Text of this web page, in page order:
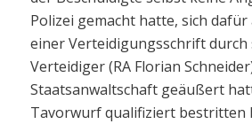
Polizei gemacht hatte, sich dafür
einer Verteidigungsschrift durch
Verteidiger (RA Florian
Staatsanwaltschaft geäußert
Tavorwurf qualifiziert bestritten